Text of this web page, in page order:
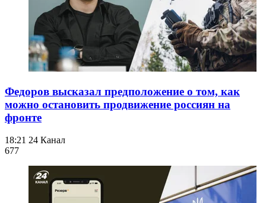
Федоров высказал предположение о том, как
можно остановить продвижение россиян на
фронте
18:21 24 Канал
677